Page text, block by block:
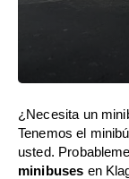
¿Necesita un
Tenemos el
usted.
minibuses en